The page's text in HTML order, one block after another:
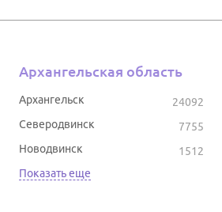
Архангельская область
24092
Архангельск
7755
Северодвинск
1512
Новодвинск
Показать еще